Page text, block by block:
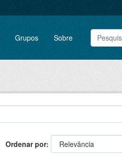
Grupos Sobre
Ordenar por